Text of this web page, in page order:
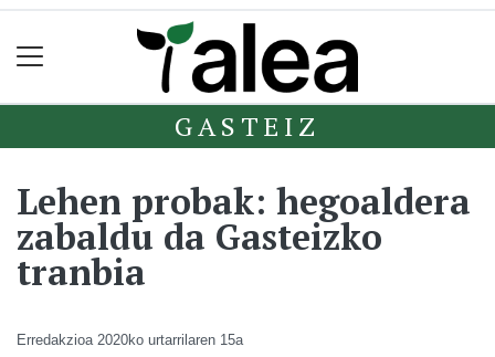
GASTEIZ
Lehen probak: hegoaldera
zabaldu da Gasteizko
tranbia
Erredakzioa 2020ko urtarrilaren 15a